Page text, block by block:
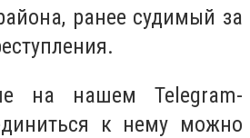
ранее судимый за
на нашем Telegram-
к нему можно